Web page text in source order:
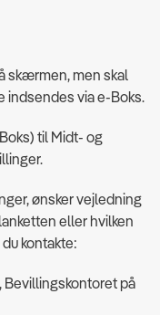
skærmen, men skal
indsendes via e-Boks.
til Midt- og
ønsker vejledning
eller hvilken
kontakte:
Bevillingskontoret på